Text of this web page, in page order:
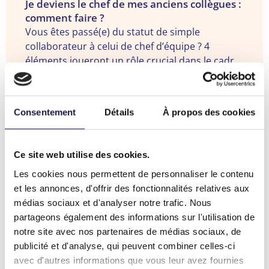
Consentement Détails À propos des cookies
Ce site web utilise des cookies.
Les cookies nous permettent de personnaliser le contenu
et les annonces, d'offrir des fonctionnalités relatives aux
médias sociaux et d'analyser notre trafic. Nous
partageons également des informations sur l'utilisation de
notre site avec nos partenaires de médias sociaux, de
publicité et d'analyse, qui peuvent combiner celles-ci
avec d'autres informations que vous leur avez fournies
Je deviens le chef de mes anciens collègues :
comment faire ?
Vous êtes passé(e) du statut de simple
collaborateur à celui de chef d’équipe ? 4
éléments joueront un rôle crucial dans le cadre
de votre nouvelle fonction : l’assurance, le
positionnement, la reconnaissance et
l’acceptation de la part de vos collègues. La
formation « Je deviens le chef de mes anciens
collègues : comment faire » vous permet
l’exercice de ce poste en une journée
seulement. Vous repartez avec un plan d’action
bien précis, qui vous aidera à vous positionner
par rapport à vos collègues. De plus, vous savez
parfaitement en quoi consiste la gestion
d’équipe et vous avez vraiment envie d’exercer
votre nouveau métier.
Voir
la
formation
"Je
deviens
le
chef
mes
anciens
comment
faire
?"
People management : formation au
Vous voulez optimaliser votre façon de gérer
votre équipe ? Vous cherchez des points de
cadre ? La formation « People management :
formation au leadership » est faite pour vous !
En 4 jours, vous parcourez le cycle complet d’un
dirigeant : recrutement, formation, coaching,
feed-back, évaluation, développement, etc.
Voir cette formation
Voir
formation
"People
:
formation
au
leadership"
Partagez cet article:
SharePartager
via
Share
on
Share
on
SharePartagerPartager